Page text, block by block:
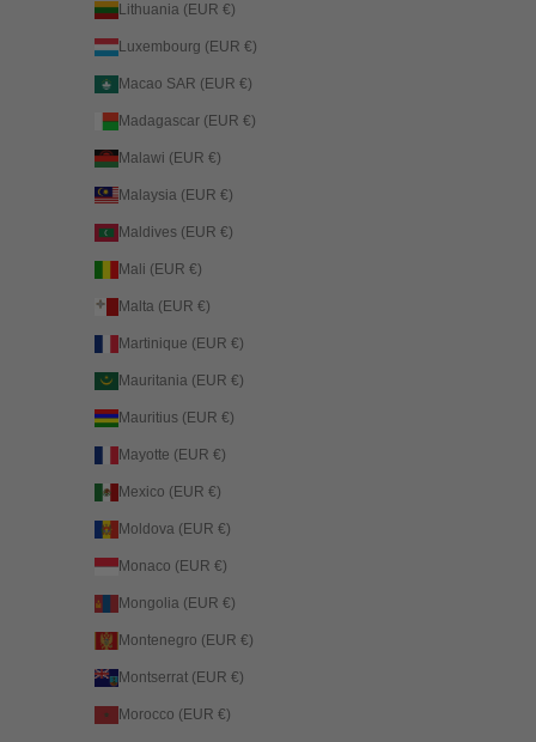
Lithuania (EUR €)
Luxembourg (EUR €)
Macao SAR (EUR €)
Madagascar (EUR €)
Malawi (EUR €)
Malaysia (EUR €)
Maldives (EUR €)
Mali (EUR €)
Malta (EUR €)
Martinique (EUR €)
Mauritania (EUR €)
Mauritius (EUR €)
Mayotte (EUR €)
Mexico (EUR €)
Moldova (EUR €)
Monaco (EUR €)
Mongolia (EUR €)
Montenegro (EUR €)
Montserrat (EUR €)
Morocco (EUR €)